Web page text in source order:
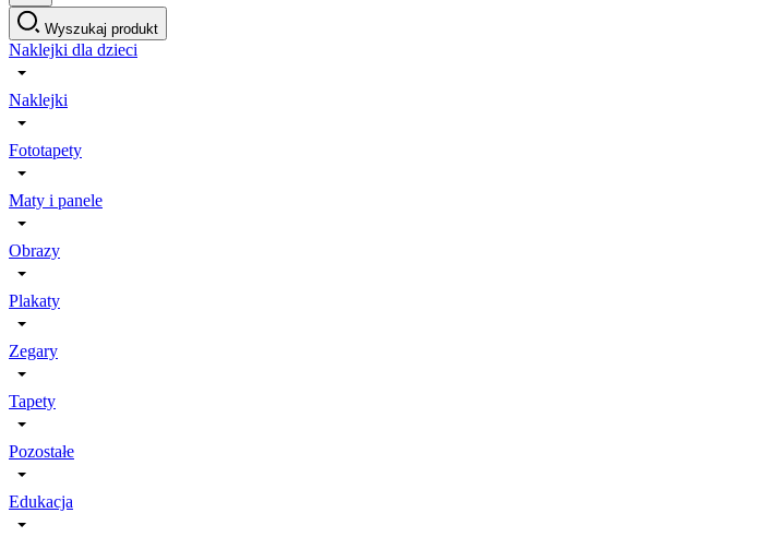
Wyszukaj produkt
Naklejki dla dzieci
Naklejki
Fototapety
Maty i panele
Obrazy
Plakaty
Zegary
Tapety
Pozostałe
Edukacja